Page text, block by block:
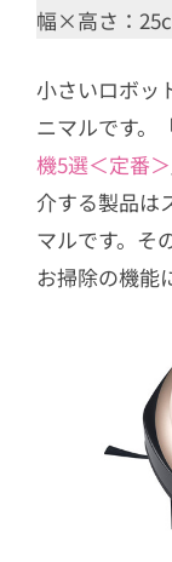
幅×高さ：
小さいロボッ
ニマルです。
機5選＜定番＞
介する製品は
マルです。そ
お掃除の機能